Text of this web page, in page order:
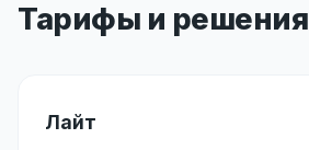
Тарифы и решения
Лайт